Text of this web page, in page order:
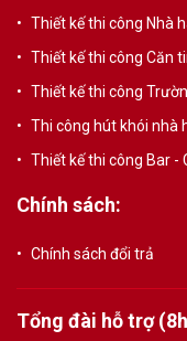
Thiết kế thi công Nhà
Thiết kế thi công Căn
Thiết kế thi công
Thi công hút khói nhà
Thiết kế thi công Bar -
Chính sách:
Chính sách đổi trả
Tổng đài hỗ trợ